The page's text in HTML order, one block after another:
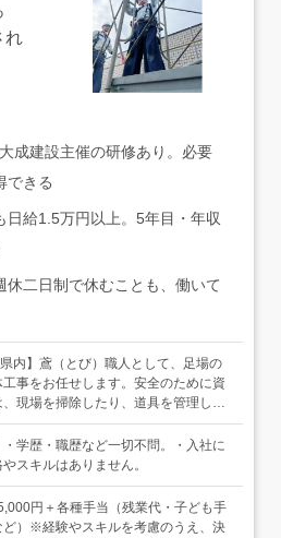
れ
成建設主催の研修あり。必要
できる
給1.5万円以上。5年目・年収
二日制で休むことも、働いて
内】鳶（とび）職人として、足場の
事をお任せします。安全のために資
現場を掃除したり、道具を管理した
ずはこういったスキルがなくてもで
いき、少しずつできることを増やして
してもいいし、リーダーとして活躍
プをしていくことができます。鳶の
独立をすることも応援します。もち
・学歴・職歴など一切不問。・入社に
スキルはありません。
円＋各種手当（残業代・子ども手
ど）※経験やスキルを考慮のうえ、決